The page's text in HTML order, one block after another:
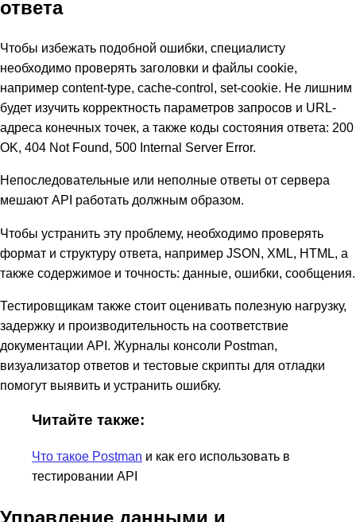
ответа
Чтобы избежать подобной ошибки, специалисту
необходимо проверять заголовки и файлы cookie,
например content-type, cache-control, set-cookie. Не лишним
будет изучить корректность параметров запросов и URL-
адреса конечных точек, а также коды состояния ответа: 200
OK, 404 Not Found, 500 Internal Server Error.
Непоследовательные или неполные ответы от сервера
мешают API работать должным образом.
Чтобы устранить эту проблему, необходимо проверять
формат и структуру ответа, например JSON, XML, HTML, а
также содержимое и точность: данные, ошибки, сообщения.
Тестировщикам также стоит оценивать полезную нагрузку,
задержку и производительность на соответствие
документации API. Журналы консоли Postman,
визуализатор ответов и тестовые скрипты для отладки
помогут выявить и устранить ошибку.
Читайте также:
Что такое Postman и как его использовать в
тестировании API
Управление данными и